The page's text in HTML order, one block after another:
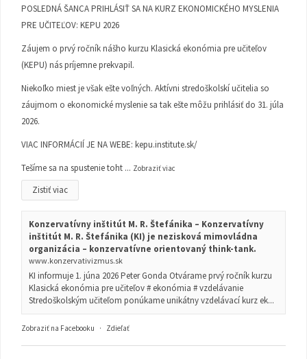
POSLEDNÁ ŠANCA PRIHLÁSIŤ SA NA KURZ EKONOMICKÉHO MYSLENIA
PRE UČITEĽOV: KEPU 2026
Záujem o prvý ročník nášho kurzu Klasická ekonómia pre učiteľov
(KEPU) nás príjemne prekvapil.
Niekoľko miest je však ešte voľných. Aktívni stredoškolskí učitelia so
záujmom o ekonomické myslenie sa tak ešte môžu prihlásiť do 31. júla
2026.
VIAC INFORMÁCIÍ JE NA WEBE: kepu.institute.sk/
Tešíme sa na spustenie toht ... Zobraziť viac
Zistiť viac
Konzervatívny inštitút M. R. Štefánika – Konzervatívny
inštitút M. R. Štefánika (KI) je nezisková mimovládna
organizácia – konzervatívne orientovaný think-tank.
www.konzervativizmus.sk
KI informuje 1. júna 2026 Peter Gonda Otvárame prvý ročník kurzu
Klasická ekonómia pre učiteľov # ekonómia # vzdelávanie
Stredoškolským učiteľom ponúkame unikátny vzdelávací kurz ek...
Zobraziť na Facebooku · Zdieľať